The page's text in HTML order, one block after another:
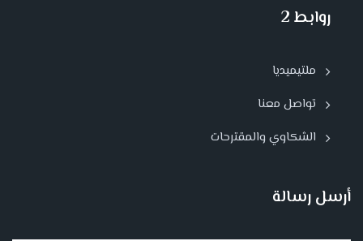
روابط 2
ملتيميديا
تواصل معنا
الشكاوي والمقترحات
أرسل رسالة